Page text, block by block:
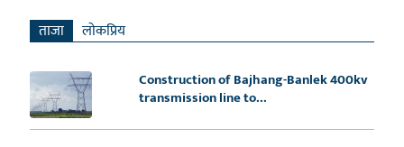
ताजा लाेकप्रिय
Construction of Bajhang-Banlek 400kv
transmission line to...